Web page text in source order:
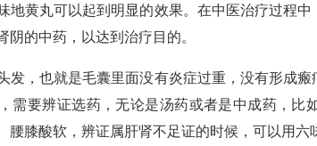
地黄丸可以起到明显的效果。在中医治疗过程
阴的中药，以达到治疗目的。
发，也就是毛囊里面没有炎症过重，没有形成
需要辨证选药，无论是汤药或者是中成药，比
腰膝酸软，辨证属肝肾不足证的时候，可以用六